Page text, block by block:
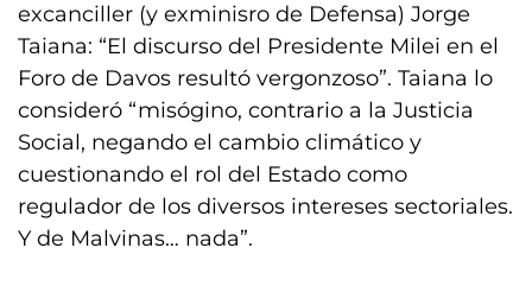
excanciller (y exminisro de Defensa) Jorge
Taiana: “El discurso del Presidente Milei en el
Foro de Davos resultó vergonzoso”. Taiana lo
consideró “misógino, contrario a la Justicia
Social, negando el cambio climático y
cuestionando el rol del Estado como
regulador de los diversos intereses sectoriales.
Y de Malvinas… nada”.